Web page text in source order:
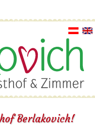
Berlakovich!